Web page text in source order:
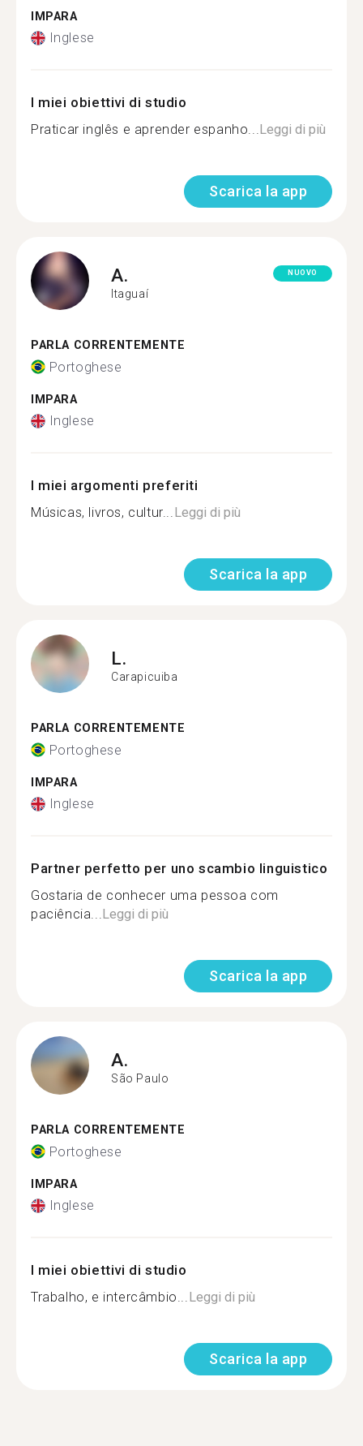
IMPARA
Inglese
I miei obiettivi di studio
Praticar inglês e aprender espanho...Leggi di più
Scarica la app
A.
Itaguaí
NUOVO
PARLA CORRENTEMENTE
Portoghese
IMPARA
Inglese
I miei argomenti preferiti
Músicas, livros, cultur...Leggi di più
Scarica la app
L.
Carapicuiba
PARLA CORRENTEMENTE
Portoghese
IMPARA
Inglese
Partner perfetto per uno scambio linguistico
Gostaria de conhecer uma pessoa com
paciência...Leggi di più
Scarica la app
A.
São Paulo
PARLA CORRENTEMENTE
Portoghese
IMPARA
Inglese
I miei obiettivi di studio
Trabalho, e intercâmbio...Leggi di più
Scarica la app